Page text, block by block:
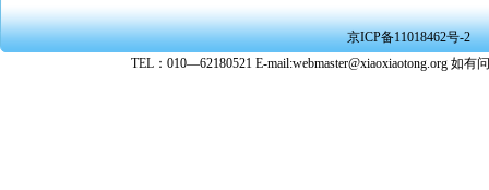
★ 在本
转载、
★ 参与
京ICP备11018462号-2
TEL：010—62180521 E-mail:webmaster@xiaoxiaotong.org 如